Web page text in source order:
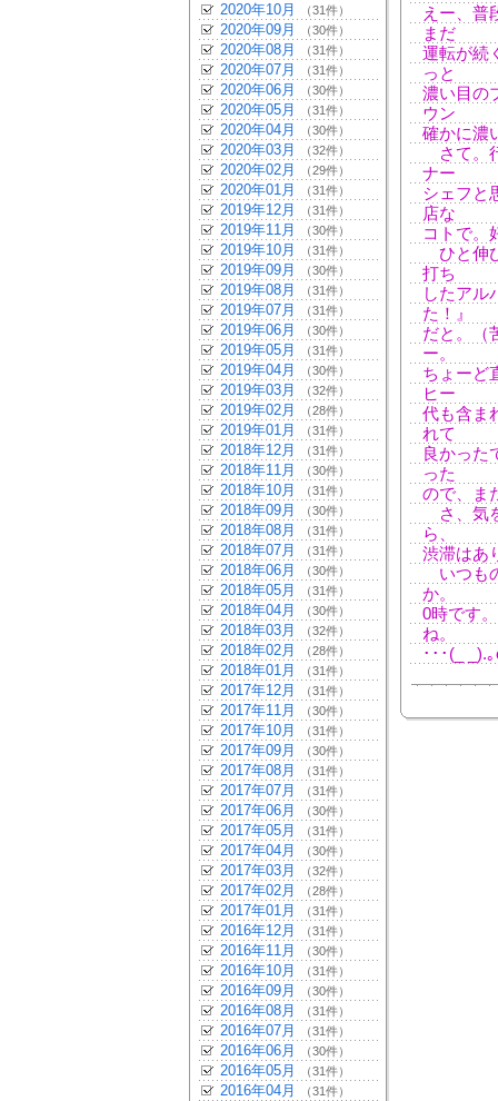
2020年10月 （31件）
2020年09月 （30件）
2020年08月 （31件）
2020年07月 （31件）
2020年06月 （30件）
2020年05月 （31件）
2020年04月 （30件）
2020年03月 （32件）
2020年02月 （29件）
2020年01月 （31件）
2019年12月 （31件）
2019年11月 （30件）
2019年10月 （31件）
2019年09月 （30件）
2019年08月 （31件）
2019年07月 （31件）
2019年06月 （30件）
2019年05月 （31件）
2019年04月 （30件）
2019年03月 （32件）
2019年02月 （28件）
2019年01月 （31件）
2018年12月 （31件）
2018年11月 （30件）
2018年10月 （31件）
2018年09月 （30件）
2018年08月 （31件）
2018年07月 （31件）
2018年06月 （30件）
2018年05月 （31件）
2018年04月 （30件）
2018年03月 （32件）
2018年02月 （28件）
2018年01月 （31件）
2017年12月 （31件）
2017年11月 （30件）
2017年10月 （31件）
2017年09月 （30件）
2017年08月 （31件）
2017年07月 （31件）
2017年06月 （30件）
2017年05月 （31件）
2017年04月 （30件）
2017年03月 （32件）
2017年02月 （28件）
2017年01月 （31件）
2016年12月 （31件）
2016年11月 （30件）
2016年10月 （31件）
2016年09月 （30件）
2016年08月 （31件）
2016年07月 （31件）
2016年06月 （30件）
2016年05月 （31件）
2016年04月 （31件）
えー、普
まだ
運転が続
っと
濃い目の
ウン
確かに濃
さて。
ナー
シェフと
店な
コトで。
ひと伸
打ち
したアル
た！』
だと。（
ー。
ちょーど
ヒー
代も含ま
れて
良かった
った
ので、ま
さ、気
ら、
渋滞はあ
いつも
か。
0時です
ね。
･･･(_ _).